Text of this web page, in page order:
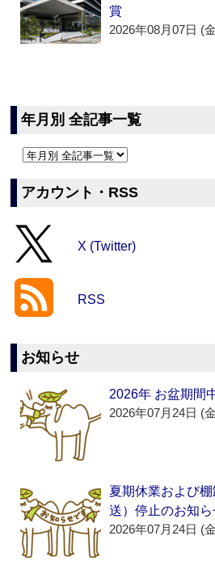
賞
2026年08月07日 (
年月別 全記事一覧
アカウント・RSS
X (Twitter)
RSS
お知らせ
2026年 お盆期間
2026年07月24日 (
夏期休業および
送）停止のお知ら
2026年07月24日 (